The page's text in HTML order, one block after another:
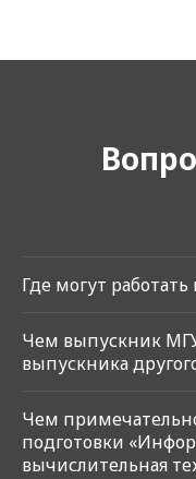
Где могут
Чем выпускник
выпускника
Чем
подготовки
вычислительная